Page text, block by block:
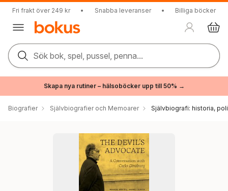
Fri frakt över 249 kr • Snabba leveranser • Billiga böcker
Sök bok, spel, pussel, penna...
Skapa nya rutiner – hälsoböcker upp till 50% →
Biografier Självbiografier och Memoarer Självbiografi: historia,